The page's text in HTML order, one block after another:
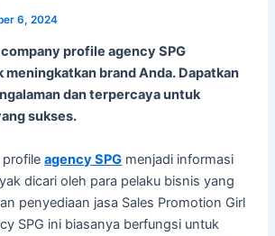
6, 2024
profile agency SPG
brand Anda. Dapatkan
dan terpercaya untuk
sukses.
profileagency SPG menjadi informasi
dicari oleh para pelaku bisnis yang
penyediaan jasa Sales Promotion Girl
SPG ini biasanya berfungsi untuk